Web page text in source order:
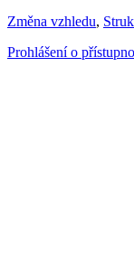
Změna vzhledu,
Prohlášení o